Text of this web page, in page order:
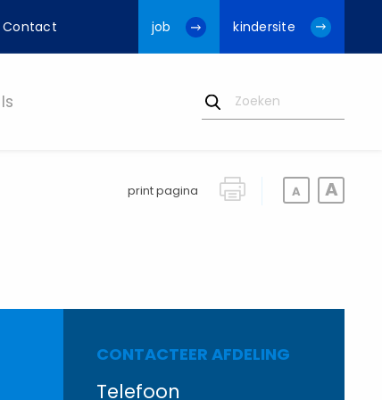
Contact job kindersite
print pagina
CONTACTEER AFDELING
Telefoon